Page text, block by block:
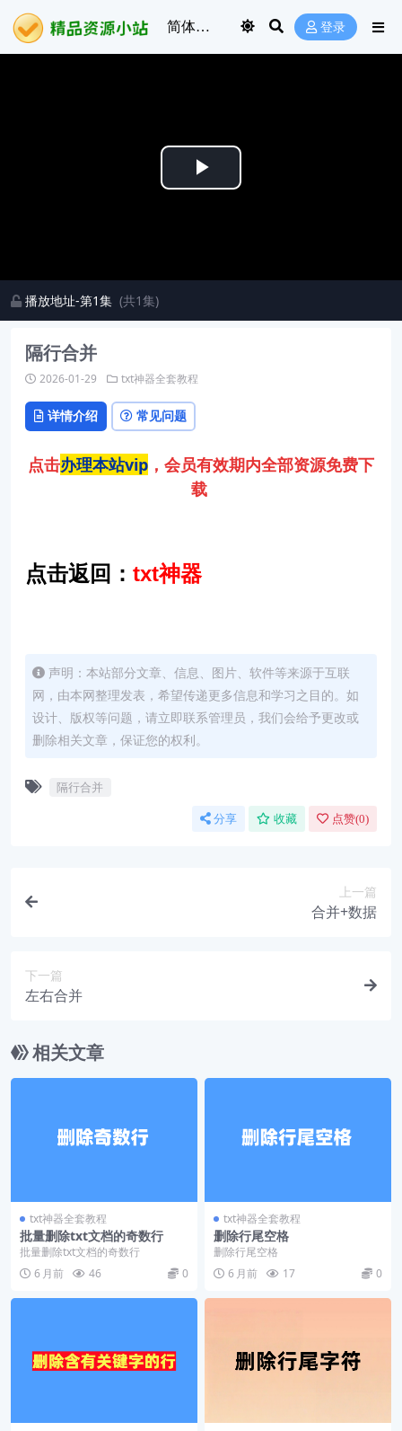
登录
Play
播放地址-第1集 (共1集)
隔行合并
2026-01-29 txt神器全套教程
详情介绍 常见问题
点击办理本站vip ，会员有效期内全部资源免费下
载
点击返回： txt神器
声明：本站部分文章、信息、图片、软件等来源于互联
网，由本网整理发表，希望传递更多信息和学习之目的。如
设计、版权等问题，请立即联系管理员，我们会给予更改或
删除相关文章，保证您的权利。
隔行合并
分享 收藏 点赞(0)
上一篇
合并+数据
下一篇
左右合并
相关文章
txt神器全套教程
批量删除txt文档的奇数行
批量删除txt文档的奇数行
6 月前
46 0
txt神器全套教程
删除行尾空格
删除行尾空格
6 月前
17 0